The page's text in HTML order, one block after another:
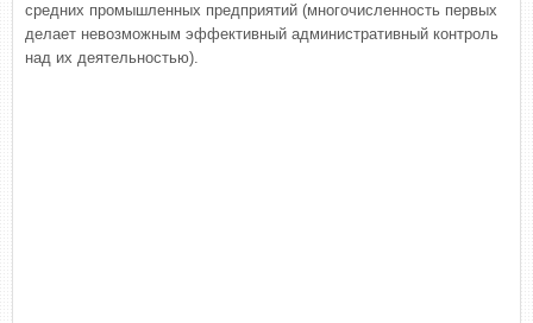
средних промышленных предприятий (многочисленность первых
делает невозможным эффективный административный контроль
над их деятельностью).